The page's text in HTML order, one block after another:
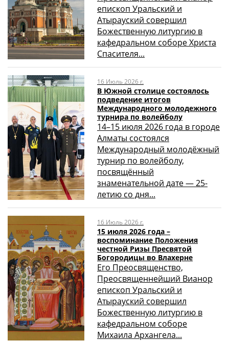
епископ Уральский и
Атырауский совершил
Божественную литургию в
кафедральном соборе Христа
Спасителя...
16 Июль 2026 г.
В Южной столице состоялось
подведение итогов
Международного молодежного
турнира по волейболу
14–15 июля 2026 года в городе
Алматы состоялся
Международный молодёжный
турнир по волейболу,
посвящённый
знаменательной дате — 25-
летию со дня...
16 Июль 2026 г.
15 июля 2026 года –
воспоминание Положения
честной Ризы Пресвятой
Богородицы во Влахерне
Его Преосвященство,
Преосвященнейший Вианор
епископ Уральский и
Атырауский совершил
Божественную литургию в
кафедральном соборе
Михаила Архангела...